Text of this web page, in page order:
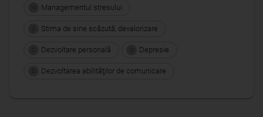
Managementul stresului
Stima de sine scăzută, devalorizare
Dezvoltare personală Depresie
Dezvoltarea abilităţilor de comunicare